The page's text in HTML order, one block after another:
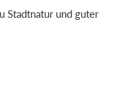
Stadtnatur und guter